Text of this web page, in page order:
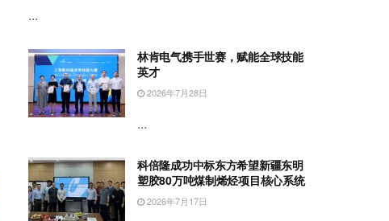
...
林肯电气携手世赛，赋能全球技能
英才
2026年7月28日
...
科倍隆成功中标东方希望新疆东明
塑胶80万吨煤制烯烃项目核心系统
2026年7月17日